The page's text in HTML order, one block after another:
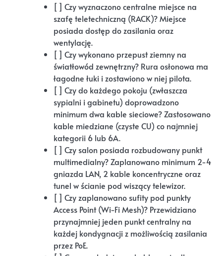
[ ] Czy wyznaczono centralne miejsce na
szafę teletechniczną (RACK)? Miejsce
posiada dostęp do zasilania oraz
wentylację.
[ ] Czy wykonano przepust ziemny na
światłowód zewnętrzny? Rura osłonowa ma
łagodne łuki i zostawiono w niej pilota.
[ ] Czy do każdego pokoju (zwłaszcza
sypialni i gabinetu) doprowadzono
minimum dwa kable sieciowe? Zastosowano
kable miedziane (czyste CU) co najmniej
kategorii 6 lub 6A.
[ ] Czy salon posiada rozbudowany punkt
multimedialny? Zaplanowano minimum 2-4
gniazda LAN, 2 kable koncentryczne oraz
tunel w ścianie pod wiszący telewizor.
[ ] Czy zaplanowano sufity pod punkty
Access Point (Wi-Fi Mesh)? Przewidziano
przynajmniej jeden punkt centralny na
każdej kondygnacji z możliwością zasilania
przez PoE.